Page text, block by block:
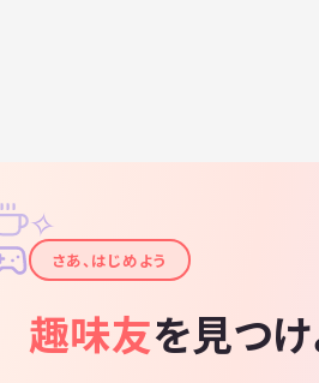
✦
✧
さあ、はじめよう
趣味友を見つけ